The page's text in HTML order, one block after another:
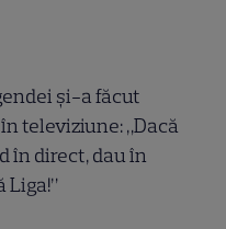
și-a făcut
televiziune: „Dacă
în direct, dau în
Liga!”